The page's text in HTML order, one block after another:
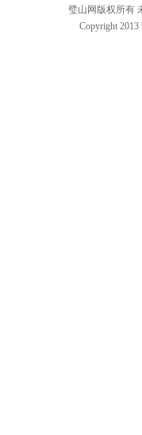
璧山网版权所有
Copyright